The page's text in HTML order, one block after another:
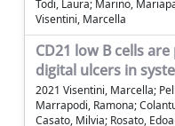
Todi, Laura; Marino,
Visentini, Marcella
CD21 low B cells
digital ulcers in
2021 Visentini, Marcella;
Marrapodi, Ramona;
Casato, Milvia; Rosato,